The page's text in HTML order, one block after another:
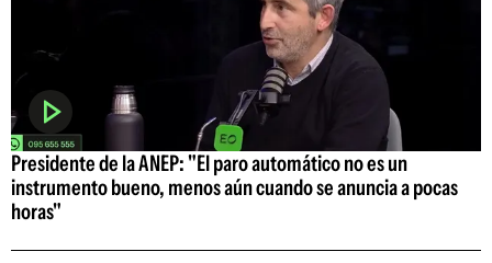
Presidente de la ANEP: "El paro automático no es un
instrumento bueno, menos aún cuando se anuncia a pocas
horas"